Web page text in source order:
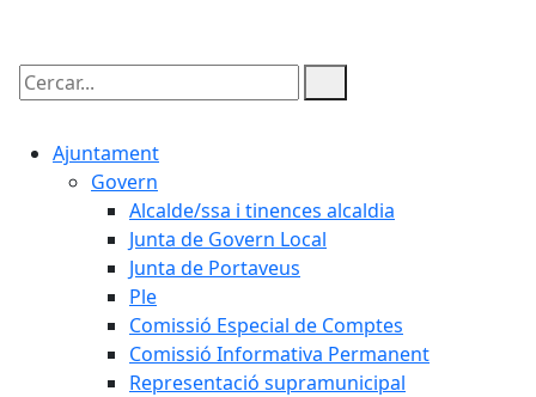
Cercar:
Ajuntament
Govern
Alcalde/ssa i tinences alcaldia
Junta de Govern Local
Junta de Portaveus
Ple
Comissió Especial de Comptes
Comissió Informativa Permanent
Representació supramunicipal